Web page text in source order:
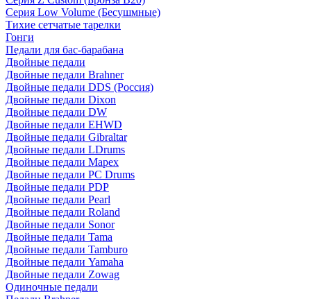
Серия Low Volume (Бесушмные)
Тихие сетчатые тарелки
Гонги
Педали для бас-барабана
Двойные педали
Двойные педали Brahner
Двойные педали DDS (Россия)
Двойные педали Dixon
Двойные педали DW
Двойные педали EHWD
Двойные педали Gibraltar
Двойные педали LDrums
Двойные педали Mapex
Двойные педали PC Drums
Двойные педали PDP
Двойные педали Pearl
Двойные педали Roland
Двойные педали Sonor
Двойные педали Tama
Двойные педали Tamburo
Двойные педали Yamaha
Двойные педали Zowag
Одиночные педали